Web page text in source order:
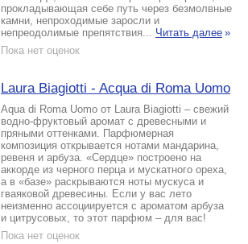
прокладывающая себе путь через безмолвные
камни, непроходимые заросли и
непреодолимые препятствия... Читать далее »
Пока нет оценок
Laura Biagiotti - Acqua di Roma Uomo
Aqua di Roma Uomo от Laura Biagiotti – свежий
водно-фруктовый аромат с древесными и
пряными оттенками. Парфюмерная
композиция открывается нотами мандарина,
ревеня и арбуза. «Сердце» построено на
аккорде из черного перца и мускатного ореха,
а в «базе» раскрываются ноты мускуса и
гваяковой древесины. Если у вас лето
неизменно ассоциируется с ароматом арбуза
и цитрусовых, то этот парфюм – для вас!
Пока нет оценок